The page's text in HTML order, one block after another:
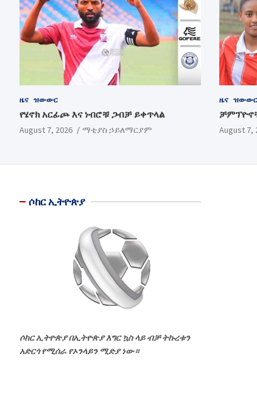
ዜና ዝውውር
የሄኖክ አርፊጮ እና ነብሮቹ ጋብቻ ይቀጥላል
August 7, 2026 ማቲያስ ኃይለማርያም
ዜና ዝውውር
August 7,
ሶከር ኢትዮጵያ
ሶከር ኢትዮጵያ በኢትዮጵያ እግር ኳስ ላይ ብቻ ትኩረቱን
አድርጎ የሚሰራ የኦንላይን ሚድያ ነው።